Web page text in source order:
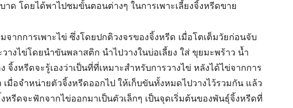
าด โดยได้พาไปชมขั้นตอนต่างๆ ในการเพาะเลี้ยงจิ้งหรีดขาย
จากการเพาะไข่ ซึ่งโดยปกติวงจรของจิ้งหรีด เมื่อโตเต็มวัยก่อนจับ
วางไข่โดยนำขันพลาสติก นำไปวางในบ่อเลี้ยง ใส่ ขุยมะพร้าว น้ำ
จิ้งหรีดจะรู้เองว่าเป็นที่ที่เหมาะสำหรับการวางไข่ หลังได้ไข่จากการ
เมื่อจำหน่ายตัวจิ้งหรีดออกไป ให้เก็บขันทั้งหมดไปวางไว้รวมกัน แล้ว
หรีดจะฟักจากไข่ออกมาเป็นตัวเล็กๆ เป็นจุดเริ่มต้นของพันธุ์จิ้งหรีดที่